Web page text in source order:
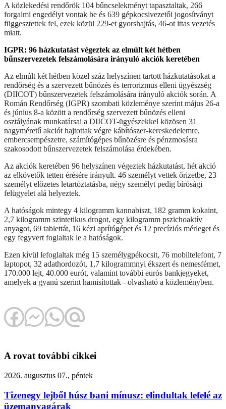
A közlekedési rendőrök 104 bűncselekményt tapasztaltak, 266
forgalmi engedélyt vontak be és 639 gépkocsivezetői jogosítványt
függesztettek fel, ezek közül 229-et gyorshajtás, 46-ot ittas vezetés
miatt.
IGPR: 96 házkutatást végeztek az elmúlt két hétben
bűnszervezetek felszámolására irányuló akciók keretében
Az elmúlt két hétben közel száz helyszínen tartott házkutatásokat a
rendőrség és a szervezett bűnözés és terrorizmus elleni ügyészség
(DIICOT) bűnszervezetek felszámolására irányuló akciók során. A
Román Rendőrség (IGPR) szombati közleménye szerint május 26-a
és június 8-a között a rendőrség szervezett bűnözés elleni
osztályának munkatársai a DIICOT-ügyészekkel közösen 31
nagyméretű akciót hajtottak végre kábítószer-kereskedelemre,
embercsempészetre, számítógépes bűnözésre és pénzmosásra
szakosodott bűnszervezetek felszámolása érdekében.
Az akciók keretében 96 helyszínen végeztek házkutatást, hét akció
az elkövetők tetten érésére irányult. 46 személyt vettek őrizetbe, 23
személyt előzetes letartóztatásba, négy személyt pedig bírósági
felügyelet alá helyeztek.
A hatóságok mintegy 4 kilogramm kannabiszt, 182 gramm kokaint,
2,7 kilogramm szintetikus drogot, egy kilogramm pszichoaktív
anyagot, 69 tablettát, 16 kézi aprítógépet és 12 precíziós mérleget és
egy fegyvert foglaltak le a hatóságok.
Ezen kívül lefoglaltak még 15 személygpékocsit, 76 mobiltelefont, 7
laptopot, 32 adathordozót, 1,7 kilogrammnyi ékszert és nemesfémet,
170.000 lejt, 40.000 eurót, valamint további eurós bankjegyeket,
amelyek a gyanú szerint hamisítottak - olvasható a közleményben.
A rovat további cikkei
2026. augusztus 07., péntek
Tizenegy lejből húsz bani mínusz: elindultak lefelé az
üzemanyagárak